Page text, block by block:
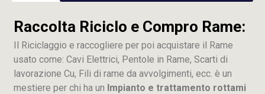
Raccolta Riciclo e Compro Rame:
Il Riciclaggio e raccogliere per poi acquistare il Rame
usato come: Cavi Elettrici, Pentole in Rame, Scarti di
lavorazione Cu, Fili di rame da avvolgimenti, ecc. è un
mestiere per chi ha un Impianto e trattamento rottami